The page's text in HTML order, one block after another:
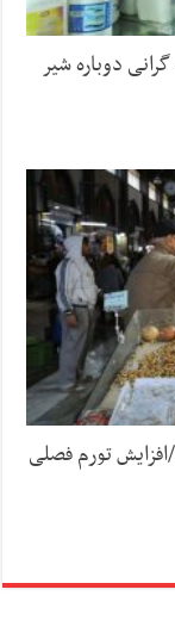
دوباره شیر
به ۵۸ درصد رسید/افزایش تورم فصلی